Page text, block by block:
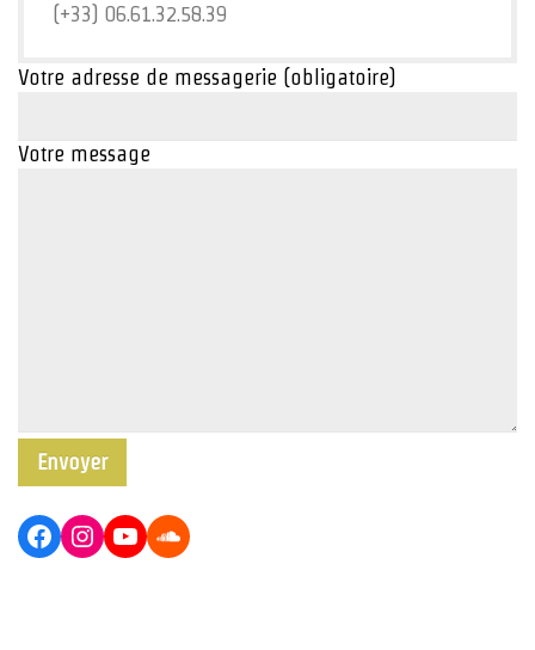
(+33) 06.61.32.58.39
Votre adresse de messagerie (obligatoire)
Votre message
Facebook
Instagram
YouTubeSoundcloud